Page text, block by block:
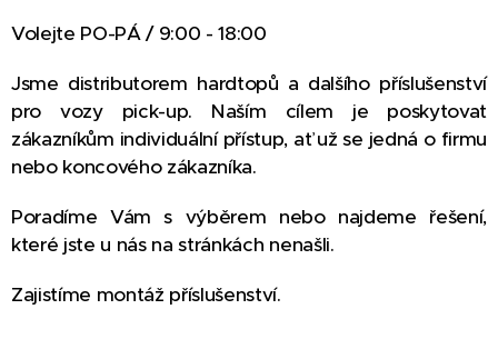
Volejte PO-PÁ / 9:00 - 18:00
Jsme distributorem hardtopů a dalšího příslušenství
pro vozy pick-up. Naším cílem je poskytovat
zákazníkům individuální přístup, ať už se jedná o firmu
nebo koncového zákazníka.
Poradíme Vám s výběrem nebo najdeme řešení,
které jste u nás na stránkách nenašli.
Zajistíme montáž příslušenství.